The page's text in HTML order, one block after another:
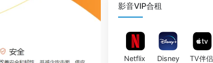
影音VIP合租
Netflix Disney TV伴侣